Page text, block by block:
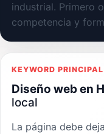
industrial. Primero
competencia y
KEYWORD PRINCIPAL
Diseño web en
local
La página debe